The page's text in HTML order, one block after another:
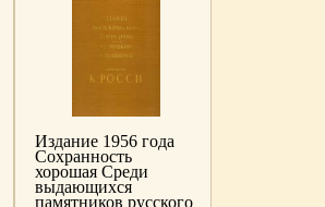
Издание 1956 года
Сохранность
хорошая Среди
выдающихся
памятников русского